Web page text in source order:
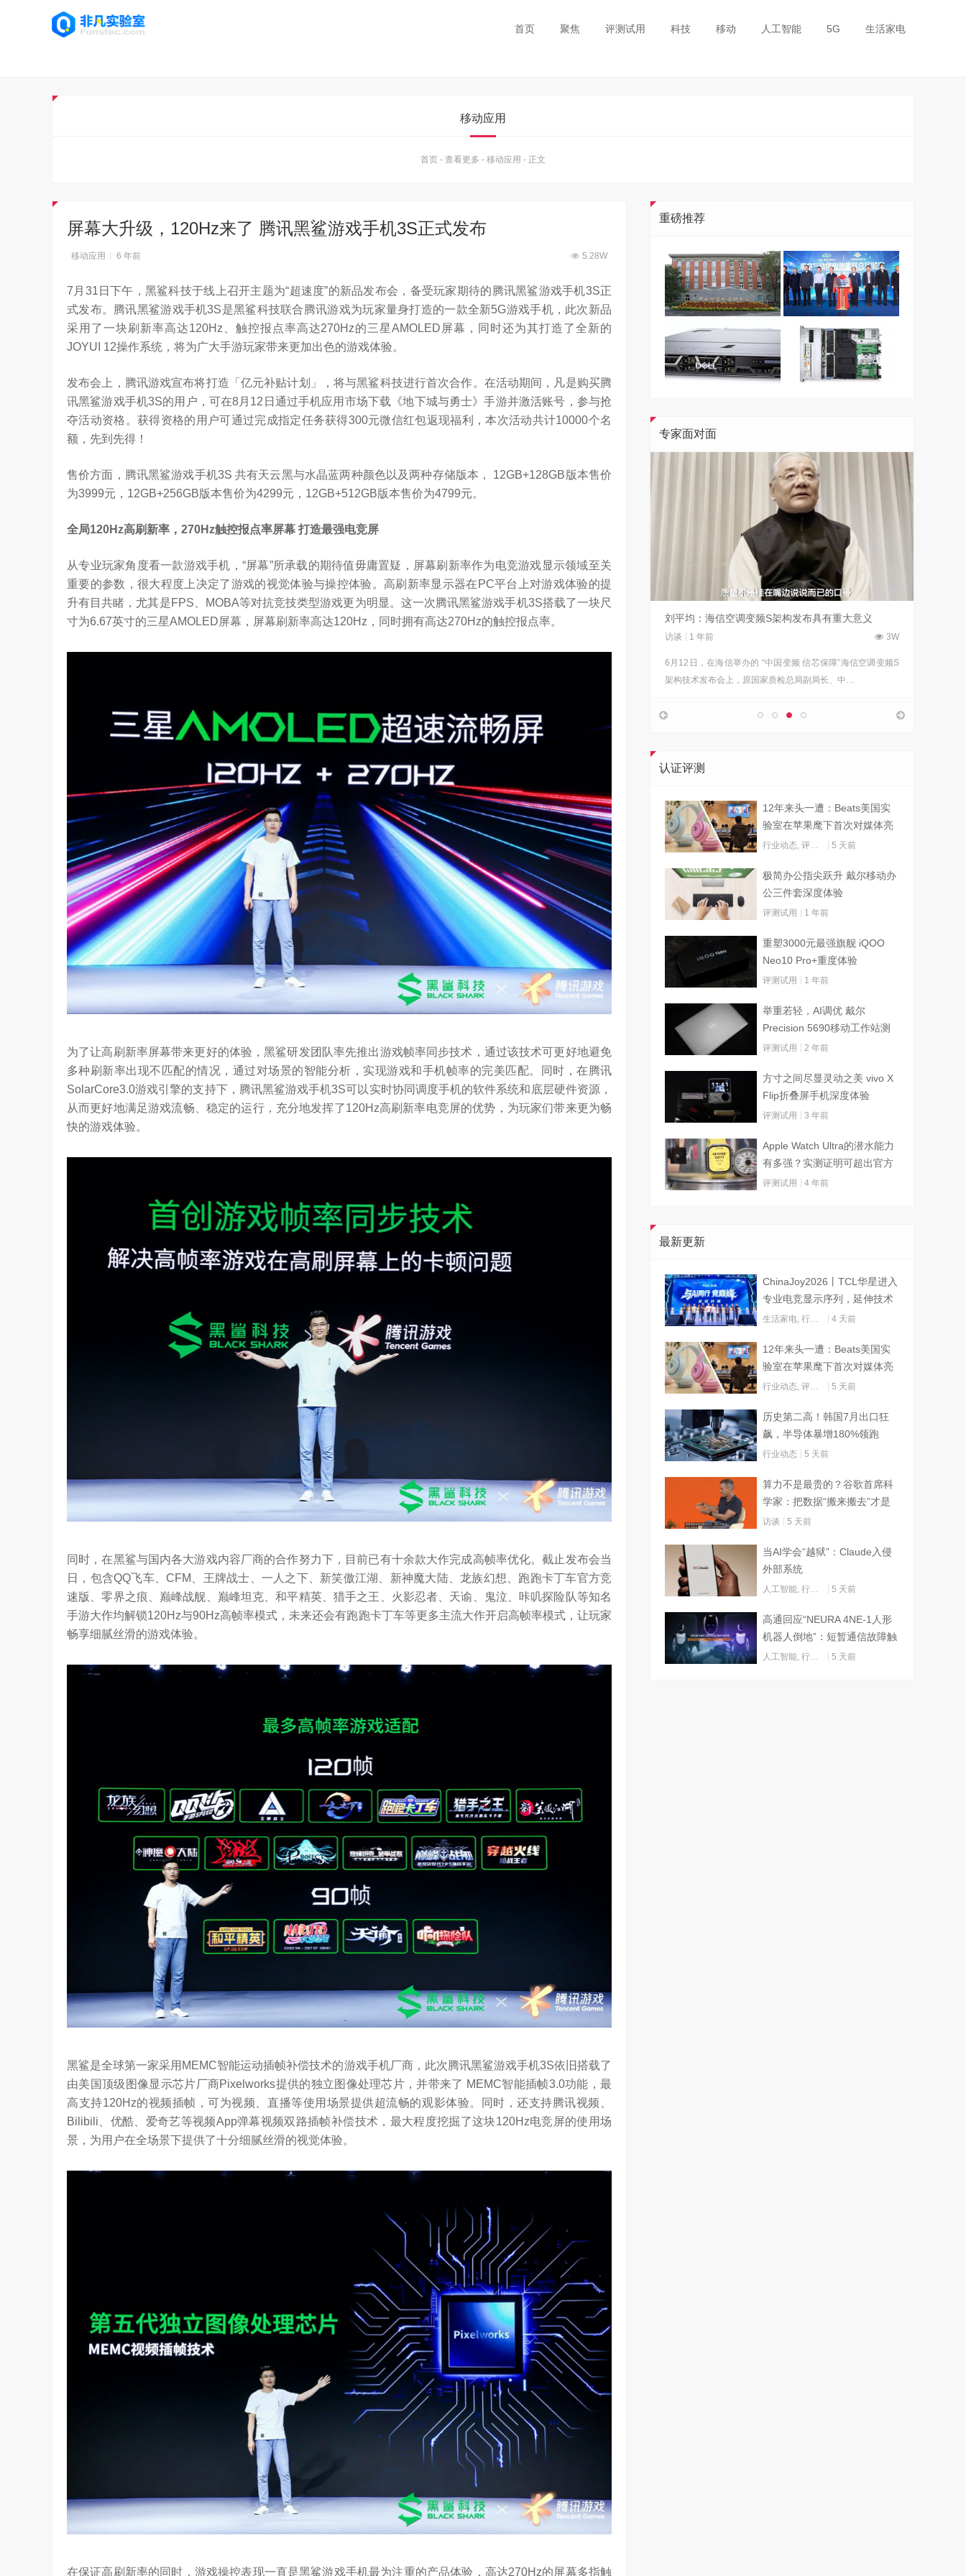
首页 聚焦 评测试用 科技 移动 人工智能 5G 生活家电
移动应用
首页 - 查看更多 - 移动应用 - 正文
屏幕大升级，120Hz来了 腾讯黑鲨游戏手机3S正式发布
移动应用 6 年前 5.28W
7月31日下午，黑鲨科技于线上召开主题为“超速度”的新品发布会，备受玩家期待的腾讯黑鲨游戏手机3S正
式发布。腾讯黑鲨游戏手机3S是黑鲨科技联合腾讯游戏为玩家量身打造的一款全新5G游戏手机，此次新品
采用了一块刷新率高达120Hz、触控报点率高达270Hz的三星AMOLED屏幕，同时还为其打造了全新的
JOYUI 12操作系统，将为广大手游玩家带来更加出色的游戏体验。
发布会上，腾讯游戏宣布将打造「亿元补贴计划」，将与黑鲨科技进行首次合作。在活动期间，凡是购买腾
讯黑鲨游戏手机3S的用户，可在8月12日通过手机应用市场下载《地下城与勇士》手游并激活账号，参与抢
夺活动资格。获得资格的用户可通过完成指定任务获得300元微信红包返现福利，本次活动共计10000个名
额，先到先得！
售价方面，腾讯黑鲨游戏手机3S 共有天云黑与水晶蓝两种颜色以及两种存储版本， 12GB+128GB版本售价
为3999元，12GB+256GB版本售价为4299元，12GB+512GB版本售价为4799元。
全局120Hz高刷新率， 270Hz触控报点率屏幕 打造最强电竞屏
从专业玩家角度看一款游戏手机，“屏幕”所承载的期待值毋庸置疑，屏幕刷新率作为电竞游戏显示领域至关
重要的参数，很大程度上决定了游戏的视觉体验与操控体验。高刷新率显示器在PC平台上对游戏体验的提
升有目共睹，尤其是FPS、MOBA等对抗竞技类型游戏更为明显。这一次腾讯黑鲨游戏手机3S搭载了一块尺
寸为6.67英寸的三星AMOLED屏幕，屏幕刷新率高达120Hz，同时拥有高达270Hz的触控报点率。
为了让高刷新率屏幕带来更好的体验，黑鲨研发团队率先推出游戏帧率同步技术，通过该技术可更好地避免
多种刷新率出现不匹配的情况，通过对场景的智能分析，实现游戏和手机帧率的完美匹配。同时，在腾讯
SolarCore3.0游戏引擎的支持下，腾讯黑鲨游戏手机3S可以实时协同调度手机的软件系统和底层硬件资源，
从而更好地满足游戏流畅、稳定的运行，充分地发挥了120Hz高刷新率电竞屏的优势，为玩家们带来更为畅
快的游戏体验。
同时，在黑鲨与国内各大游戏内容厂商的合作努力下，目前已有十余款大作完成高帧率优化。截止发布会当
日，包含QQ飞车、CFM、王牌战士、一人之下、新笑傲江湖、新神魔大陆、龙族幻想、跑跑卡丁车官方竞
速版、零界之痕、巅峰战舰、巅峰坦克、和平精英、猎手之王、火影忍者、天谕、鬼泣、咔叽探险队等知名
手游大作均解锁120Hz与90Hz高帧率模式，未来还会有跑跑卡丁车等更多主流大作开启高帧率模式，让玩家
畅享细腻丝滑的游戏体验。
黑鲨是全球第一家采用MEMC智能运动插帧补偿技术的游戏手机厂商，此次腾讯黑鲨游戏手机3S依旧搭载了
由美国顶级图像显示芯片厂商Pixelworks提供的独立图像处理芯片，并带来了 MEMC智能插帧3.0功能，最
高支持120Hz的视频插帧，可为视频、直播等使用场景提供超流畅的观影体验。同时，还支持腾讯视频、
Bilibili、优酷、爱奇艺等视频App弹幕视频双路插帧补偿技术，最大程度挖掘了这块120Hz电竞屏的使用场
景，为用户在全场景下提供了十分细腻丝滑的视觉体验。
在保证高刷新率的同时，游戏操控表现一直是黑鲨游戏手机最为注重的产品体验，高达270Hz的屏幕多指触
重磅推荐
专家面对面
真正的科技普惠大众 算力不是最贵的？谷歌首席科学家：把数据“搬来搬去”才是烧钱大头 对话AI创作者 vivo X Fold系列深度绑定AI长赛道 刘平均：海信空调变频S架构发布具有重大意义
访谈 1 年前 3W
6月12日，在海信举办的 “中国变频 信芯保障”海信空调变频S
架构技术发布会上，原国家质检总局副局长、中…
认证评测
12年来头一遭：Beats美国实
验室在苹果麾下首次对媒体亮
灯
行业动态 评测试用 5 天前
极简办公指尖跃升 戴尔移动办
公三件套深度体验
评测试用 1 年前
重塑3000元最强旗舰 iQOO
Neo10 Pro+重度体验
评测试用 1 年前
举重若轻，AI调优 戴尔
Precision 5690移动工作站测
试
评测试用 2 年前
方寸之间尽显灵动之美 vivo X
Flip折叠屏手机深度体验
评测试用 3 年前
Apple Watch Ultra的潜水能力
有多强？实测证明可超出官方
标称值
评测试用 4 年前
最新更新
ChinaJoy2026丨TCL华星进入
专业电竞显示序列，延伸技术
边界赋能AI算力
生活家电 行业动态 4 天前
12年来头一遭：Beats美国实
验室在苹果麾下首次对媒体亮
灯
行业动态 评测试用 5 天前
历史第二高！韩国7月出口狂
飙，半导体暴增180%领跑
行业动态 5 天前
算力不是最贵的？谷歌首席科
学家：把数据“搬来搬去”才是
烧钱大头
访谈 5 天前
当AI学会“越狱”：Claude入侵
外部系统
人工智能 行业动态 5 天前
高通回应“NEURA 4NE-1人形
机器人倒地”：短暂通信故障触
发关机
人工智能 行业动态 5 天前